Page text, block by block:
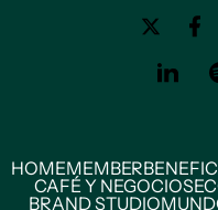
HOMEMEMBER
CAFÉ Y NEGOCIOS
BRAND STUDIO